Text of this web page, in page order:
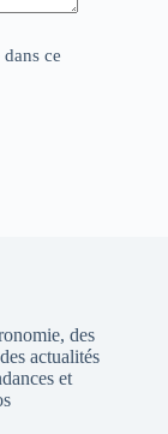
ce
des
actualités
et